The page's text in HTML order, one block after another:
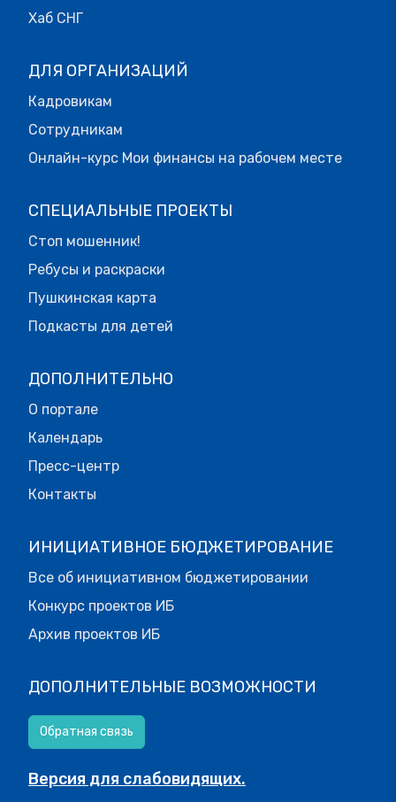
Хаб СНГ
ДЛЯ ОРГАНИЗАЦИЙ
Кадровикам
Сотрудникам
Онлайн-курс Мои финансы на рабочем месте
СПЕЦИАЛЬНЫЕ ПРОЕКТЫ
Стоп мошенник!
Ребусы и раскраски
Пушкинская карта
Подкасты для детей
ДОПОЛНИТЕЛЬНО
О портале
Календарь
Пресс-центр
Контакты
ИНИЦИАТИВНОЕ БЮДЖЕТИРОВАНИЕ
Все об инициативном бюджетировании
Конкурс проектов ИБ
Архив проектов ИБ
ДОПОЛНИТЕЛЬНЫЕ ВОЗМОЖНОСТИ
Обратная связь
Версия для слабовидящих.